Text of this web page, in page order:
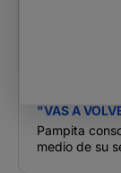
"VAS A
Pampita
medio de su